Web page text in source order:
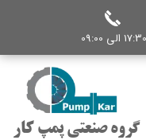
گروه صنعتی پمپ کار